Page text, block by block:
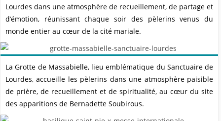
Lourdes dans une atmosphère de recueillement, de partage et
d’émotion, réunissant chaque soir des pèlerins venus du
monde entier au cœur de la cité mariale.
La Grotte de Massabielle, lieu emblématique du Sanctuaire de
Lourdes, accueille les pèlerins dans une atmosphère paisible
de prière, de recueillement et de spiritualité, au cœur du site
des apparitions de Bernadette Soubirous.